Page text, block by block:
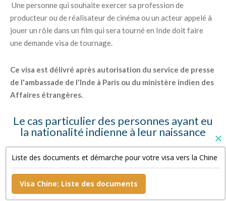
Une personne qui souhaite exercer sa profession de
producteur ou de réalisateur de cinéma ou un acteur appelé à
jouer un rôle dans un film qui sera tourné en Inde doit faire
une demande visa de tournage.
Ce visa est délivré après autorisation du service de presse
de l'ambassade de l'Inde à Paris ou du ministère indien des
Affaires étrangères.
Le cas particulier des personnes ayant eu
la nationalité indienne à leur naissance
Ces personnes doivent fournir des copies de leur « Surrender
Certificate » et de leur passeport indien annulé ainsi qu'une
déclaration sur l'honneur.
Liste des documents et démarche pour votre visa vers la Chine
Visa Chine: Liste des documents